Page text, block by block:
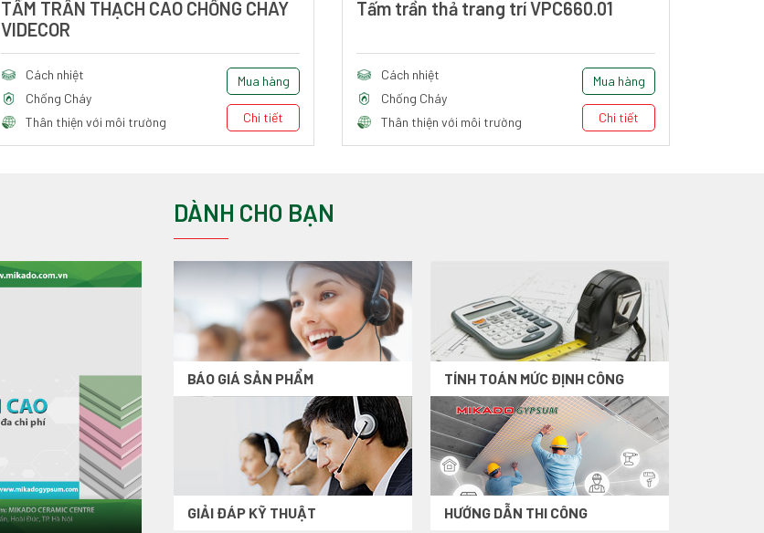
TẤM TRẦN THẠCH CAO CHỐNG CHÁY
VIDECOR
Cách nhiệt
Chống Cháy
Thân thiện với môi trường
Mua hàng
Chi tiết
Tấm trần thả trang trí VPC660.01
Cách nhiệt
Chống Cháy
Thân thiện với môi trường
Mua hàng
Chi tiết
DÀNH CHO BẠN
BÁO GIÁ SẢN PHẨM TÍNH TOÁN MỨC ĐỊNH CÔNG
GIẢI ĐÁP KỸ THUẬT HƯỚNG DẪN THI CÔNG